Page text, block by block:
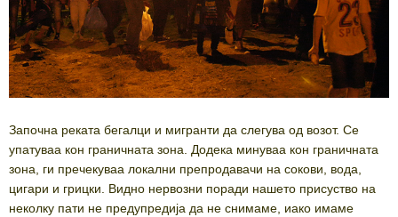
Започна реката бегалци и мигранти да слегува од возот. Се
упатуваа кон граничната зона. Додека минуваа кон граничната
зона, ги пречекуваа локални препродавачи на сокови, вода,
цигари и грицки. Видно нервозни поради нашето присуство на
неколку пати не предупредија да не снимаме, иако имаме